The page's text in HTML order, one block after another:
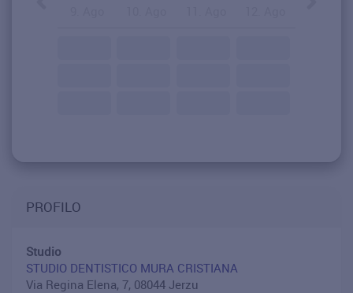
PROFILO
Studio
STUDIO DENTISTICO MURA CRISTIANA
Via Regina Elena, 7, 08044 Jerzu